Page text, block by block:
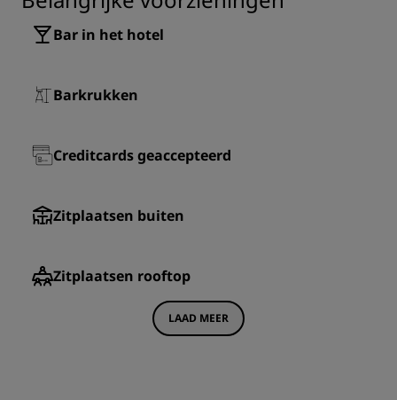
Bar in het hotel
Barkrukken
Creditcards geaccepteerd
Zitplaatsen buiten
Zitplaatsen rooftop
LAAD MEER